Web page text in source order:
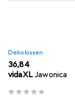
Dekokissen
EUR
36,84
vidaXL Jawonica